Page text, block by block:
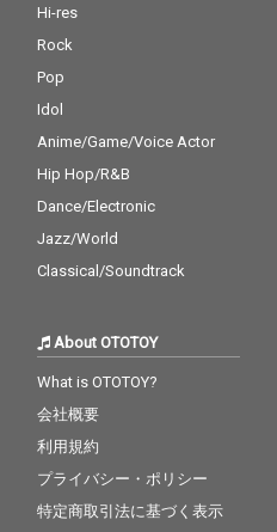
Hi-res
Rock
Pop
Idol
Anime/Game/Voice Actor
Hip Hop/R&B
Dance/Electronic
Jazz/World
Classical/Soundtrack
About OTOTOY
What is OTOTOY?
会社概要
利用規約
プライバシー・ポリシー
特定商取引法に基づく表示